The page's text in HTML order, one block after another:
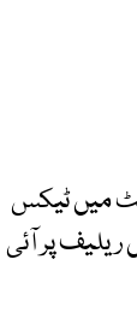
اور بجٹ میں ٹیکس
پر آئی